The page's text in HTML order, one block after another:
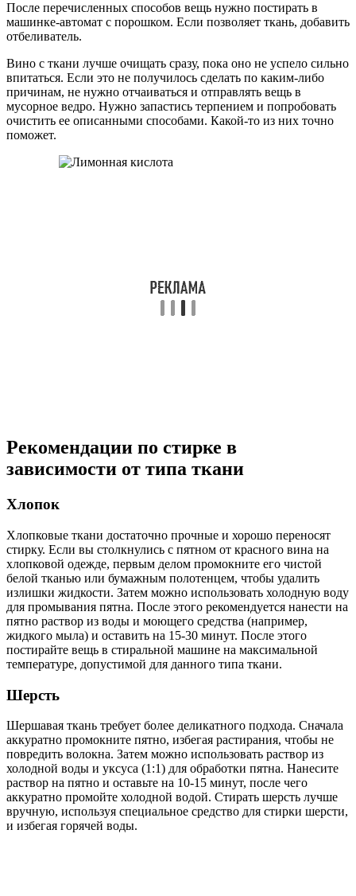
После перечисленных способов вещь нужно постирать в
машинке-автомат с порошком. Если позволяет ткань, добавить
отбеливатель.
Вино с ткани лучше очищать сразу, пока оно не успело сильно
впитаться. Если это не получилось сделать по каким-либо
причинам, не нужно отчаиваться и отправлять вещь в
мусорное ведро. Нужно запастись терпением и попробовать
очистить ее описанными способами. Какой-то из них точно
поможет.
Рекомендации по стирке в
зависимости от типа ткани
Хлопок
Хлопковые ткани достаточно прочные и хорошо переносят
стирку. Если вы столкнулись с пятном от красного вина на
хлопковой одежде, первым делом промокните его чистой
белой тканью или бумажным полотенцем, чтобы удалить
излишки жидкости. Затем можно использовать холодную воду
для промывания пятна. После этого рекомендуется нанести на
пятно раствор из воды и моющего средства (например,
жидкого мыла) и оставить на 15-30 минут. После этого
постирайте вещь в стиральной машине на максимальной
температуре, допустимой для данного типа ткани.
Шерсть
Шершавая ткань требует более деликатного подхода. Сначала
аккуратно промокните пятно, избегая растирания, чтобы не
повредить волокна. Затем можно использовать раствор из
холодной воды и уксуса (1:1) для обработки пятна. Нанесите
раствор на пятно и оставьте на 10-15 минут, после чего
аккуратно промойте холодной водой. Стирать шерсть лучше
вручную, используя специальное средство для стирки шерсти,
и избегая горячей воды.